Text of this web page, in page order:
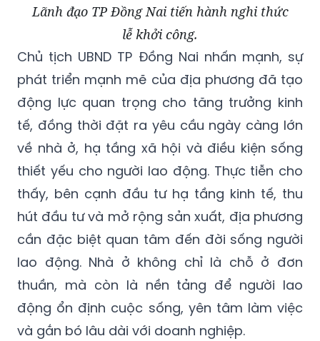
Lãnh đạo TP Đồng Nai tiến hành nghi thức
lễ khởi công.
Chủ tịch UBND TP Đồng Nai nhấn mạnh, sự
phát triển mạnh mẽ của địa phương đã tạo
động lực quan trọng cho tăng trưởng kinh
tế, đồng thời đặt ra yêu cầu ngày càng lớn
về nhà ở, hạ tầng xã hội và điều kiện sống
thiết yếu cho người lao động. Thực tiễn cho
thấy, bên cạnh đầu tư hạ tầng kinh tế, thu
hút đầu tư và mở rộng sản xuất, địa phương
cần đặc biệt quan tâm đến đời sống người
lao động. Nhà ở không chỉ là chỗ ở đơn
thuần, mà còn là nền tảng để người lao
động ổn định cuộc sống, yên tâm làm việc
và gắn bó lâu dài với doanh nghiệp.